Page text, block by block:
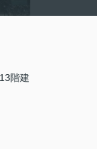
階建